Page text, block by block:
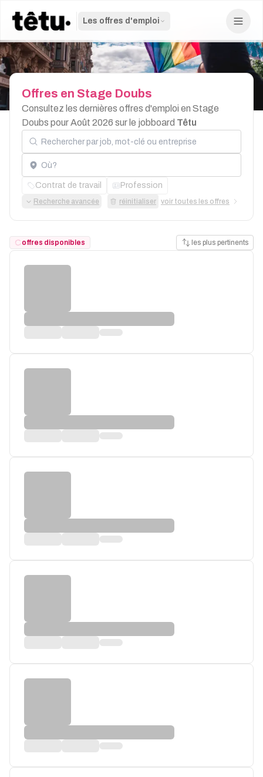
Les offres d'emploi
Offres en Stage Doubs
Consultez les dernières offres d'emploi en Stage
Doubs pour Août 2026 sur le jobboard Têtu
Rechercher par job, mot-clé ou entreprise
Localisation
Contrat de travail Profession
Recherche avancée réinitialiser voir toutes les offres
offres disponibles les plus pertinents